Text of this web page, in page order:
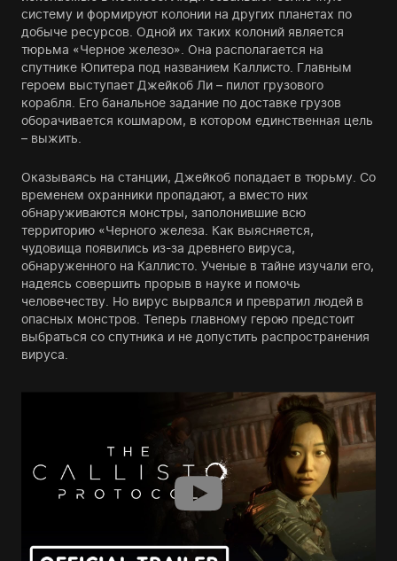
систему и формируют колонии на других планетах по
добыче ресурсов. Одной их таких колоний является
тюрьма «Черное железо». Она располагается на
спутнике Юпитера под названием Каллисто. Главным
героем выступает Джейкоб Ли – пилот грузового
корабля. Его банальное задание по доставке грузов
оборачивается кошмаром, в котором единственная цель
– выжить.
Оказываясь на станции, Джейкоб попадает в тюрьму. Со
временем охранники пропадают, а вместо них
обнаруживаются монстры, заполонившие всю
территорию «Черного железа. Как выясняется,
чудовища появились из-за древнего вируса,
обнаруженного на Каллисто. Ученые в тайне изучали его,
надеясь совершить прорыв в науке и помочь
человечеству. Но вирус вырвался и превратил людей в
опасных монстров. Теперь главному герою предстоит
выбраться со спутника и не допустить распространения
вируса.